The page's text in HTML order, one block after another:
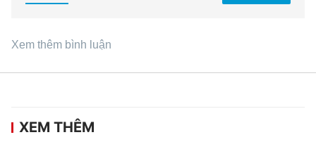
Xem thêm bình luận
XEM THÊM